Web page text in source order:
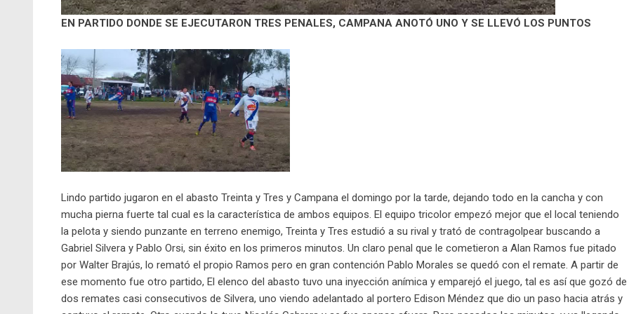
EN PARTIDO DONDE SE EJECUTARON TRES PENALES, CAMPANA ANOTÓ UNO Y SE LLEVÓ LOS PUNTOS
Lindo partido jugaron en el abasto Treinta y Tres y Campana el domingo por la tarde, dejando todo en la cancha y con
mucha pierna fuerte tal cual es la característica de ambos equipos. El equipo tricolor empezó mejor que el local teniendo
la pelota y siendo punzante en terreno enemigo, Treinta y Tres estudió a su rival y trató de contragolpear buscando a
Gabriel Silvera y Pablo Orsi, sin éxito en los primeros minutos. Un claro penal que le cometieron a Alan Ramos fue pitado
por Walter Brajús, lo remató el propio Ramos pero en gran contención Pablo Morales se quedó con el remate. A partir de
ese momento fue otro partido, El elenco del abasto tuvo una inyección anímica y emparejó el juego, tal es así que gozó de
dos remates casi consecutivos de Silvera, uno viendo adelantado al portero Edison Méndez que dio un paso hacia atrás y